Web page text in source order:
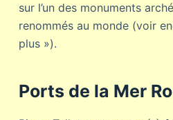
sur l’un des monuments
renommés au monde (voir
plus »).
Ports de la Mer